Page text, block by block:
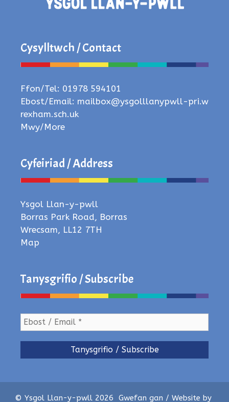
Cysylltwch / Contact
Ffon/Tel: 01978 594101
Ebost/Email: mailbox@ysgolllanypwll-pri.w
rexham.sch.uk
Mwy/More
Cyfeiriad / Address
Ysgol Llan-y-pwll
Borras Park Road, Borras
Wrecsam, LL12 7TH
Map
Tanysgrifio / Subscribe
© Ysgol Llan-y-pwll 2026 Gwefan gan / Website by